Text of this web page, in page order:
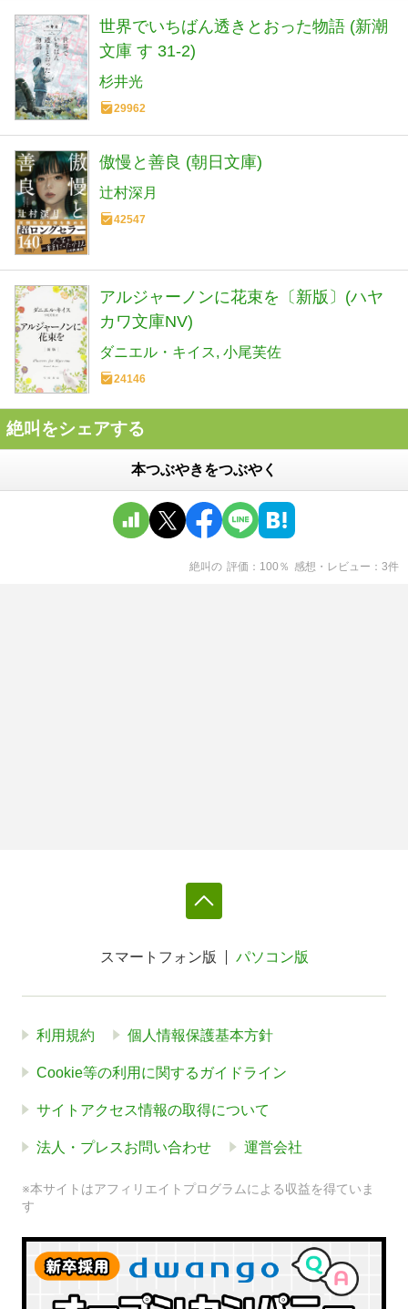
世界でいちばん透きとおった物語 (新潮
文庫 す 31-2)
杉井光
29962
傲慢と善良 (朝日文庫)
辻村深月
42547
アルジャーノンに花束を〔新版〕(ハヤ
カワ文庫NV)
ダニエル・キイス 小尾芙佐
24146
絶叫をシェアする
本つぶやきをつぶやく
絶叫 の 評価 100 ％ 感想・レビュー 3件
スマートフォン版 パソコン版
利用規約 個人情報保護基本方針
Cookie等の利用に関するガイドライン
サイトアクセス情報の取得について
法人・プレスお問い合わせ 運営会社
※本サイトはアフィリエイトプログラムによる収益を得ていま
す